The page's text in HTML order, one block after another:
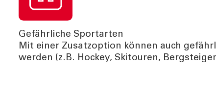
Gefährliche Sportarten
Mit einer Zusatzoption können auch
werden (z.B. Hockey, Skitouren,